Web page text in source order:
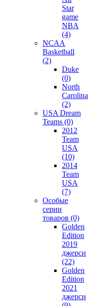
Star
game
NBA
(4)
NCAA
Basketball
(2)
Duke
(0)
North
Carolina
(2)
USA Dream
Teams (0)
2012
Team
USA
(10)
2014
Team
USA
(7)
Особые
серии
товаров (0)
Golden
Edition
2019
джерси
(22)
Golden
Edition
2021
джерси